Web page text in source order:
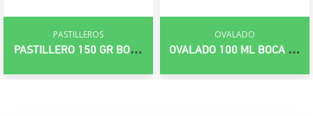
PASTILLEROS
PASTILLERO 150 GR BOCA
OVALADO
OVALADO 100 ML BOCA 20